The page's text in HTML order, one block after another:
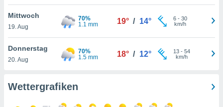
von
und
Sie
Mittwoch
19. Aug
70%
1.1 mm
19° / 14° 6- 30
km/h
Donnerstag
20. Aug
70%
1.5 mm
18° / 12° 13- 54
km/h
Wettergrafiken